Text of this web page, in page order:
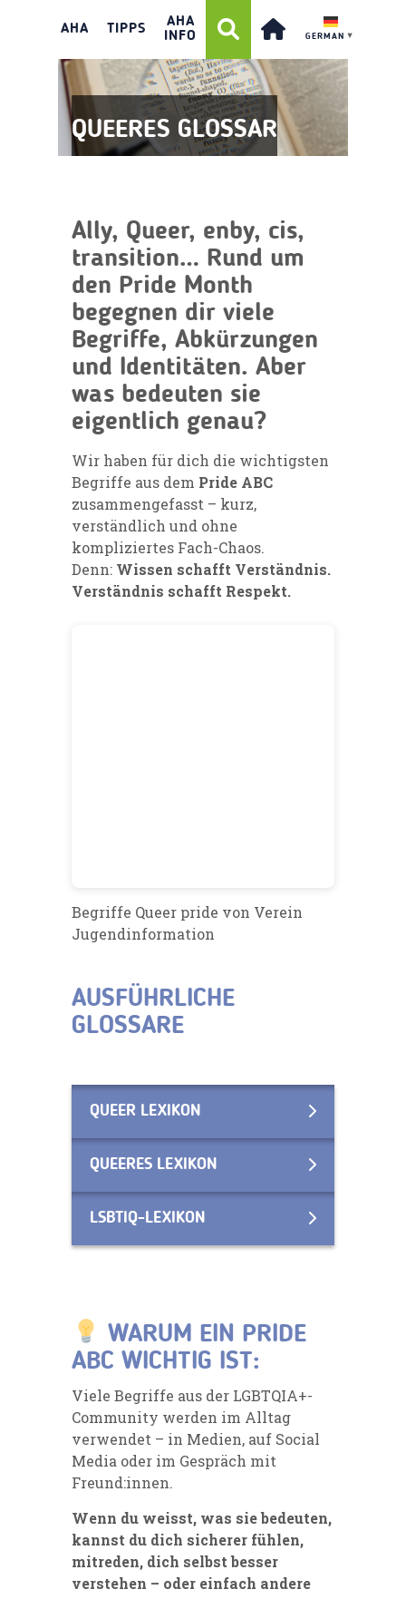
AHA TIPPS
AHA
INFO
GERMAN ▼
QUEERES GLOSSAR
Ally, Queer, enby, cis,
transition… Rund um
den Pride Month
begegnen dir viele
Begriffe, Abkürzungen
und Identitäten. Aber
was bedeuten sie
eigentlich genau?
Wir haben für dich die wichtigsten
Begriffe aus dem Pride ABC
zusammengefasst – kurz,
verständlich und ohne
kompliziertes Fach-Chaos.
Denn: Wissen schafft Verständnis.
Verständnis schafft Respekt.
Begriffe Queer pride von Verein
Jugendinformation
AUSFÜHRLICHE
GLOSSARE
QUEER LEXIKON
QUEERES LEXIKON
LSBTIQ-LEXIKON
WARUM EIN PRIDE
ABC WICHTIG IST:
Viele Begriffe aus der LGBTQIA+-
Community werden im Alltag
verwendet – in Medien, auf Social
Media oder im Gespräch mit
Freund:innen.
Wenn du weisst, was sie bedeuten,
kannst du dich sicherer fühlen,
mitreden, dich selbst besser
verstehen – oder einfach andere